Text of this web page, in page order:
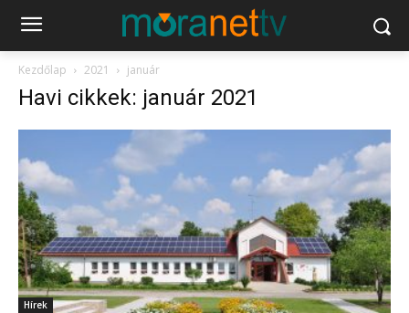
Kezdőlap 2021 január
Havi cikkek: január 2021
Hírek